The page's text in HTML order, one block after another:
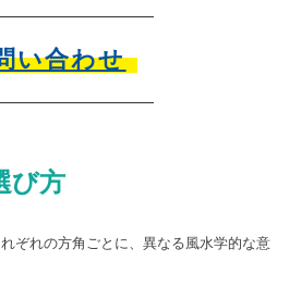
い合わせ
び方
ぞれの方角ごとに、異なる風水学的な意